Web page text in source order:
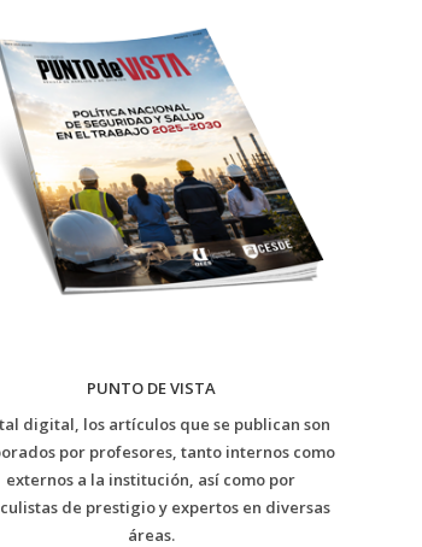
PUNTO DE VISTA
digital, los artículos que se publican son
por profesores, tanto internos como
externos a la institución, así como por
de prestigio y expertos en diversas
áreas.